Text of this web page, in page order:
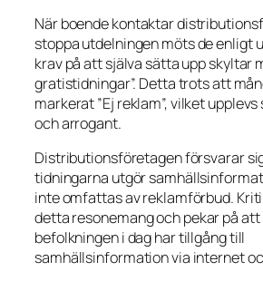
När boende kontaktar
stoppa utdelningen möts de enligt
krav på att själva sätta upp skyltar
gratistidningar”. Detta trots att
markerat ”Ej reklam”, vilket
och arrogant.
Distributionsföretagen försvarar
tidningarna utgör
inte omfattas av reklamförbud.
detta resonemang och pekar på
befolkningen i dag har tillgång till
samhällsinformation via internet